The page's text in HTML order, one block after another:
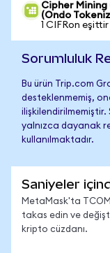
Cipher Mining
(Ondo
1 CIFRon
Sorumluluk
Bu ürün Trip.com
desteklenmemiş,
yalnızca dayanak
kullanılmaktadır.
Saniyeler
MetaMask'ta
takas edin ve
kripto cüzdanı.